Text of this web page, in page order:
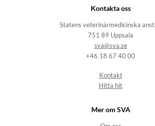
Kontakta oss
Statens veterinärmedicinska
751 89 Uppsala
sva@sva.se
+46 18 67 40 00
Kontakt
Hitta hit
Mer om SVA